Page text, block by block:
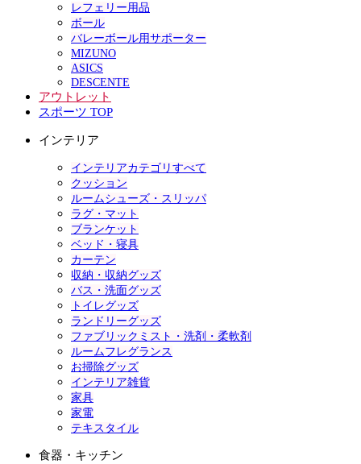
レフェリー用品
ボール
バレーボール用サポーター
MIZUNO
ASICS
DESCENTE
アウトレット
スポーツ TOP
インテリア
インテリアカテゴリすべて
クッション
ルームシューズ・スリッパ
ラグ・マット
ブランケット
ベッド・寝具
カーテン
収納・収納グッズ
バス・洗面グッズ
トイレグッズ
ランドリーグッズ
ファブリックミスト・洗剤・柔軟剤
ルームフレグランス
お掃除グッズ
インテリア雑貨
家具
家電
テキスタイル
食器・キッチン